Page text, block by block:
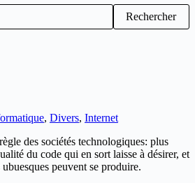
Rechercher
, Divers, Internet
des sociétés technologiques: plus
du code qui en sort laisse à désirer, et
peuvent se produire.